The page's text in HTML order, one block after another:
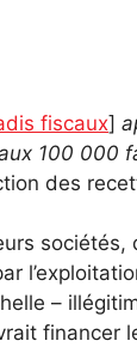
fiscaux]
100
des
–